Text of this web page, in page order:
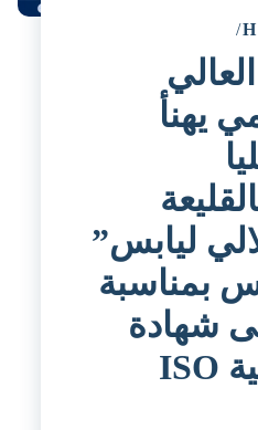
يهنأ
ليابس”
بمناسبة
شهادة
الجودة الدولية ISO